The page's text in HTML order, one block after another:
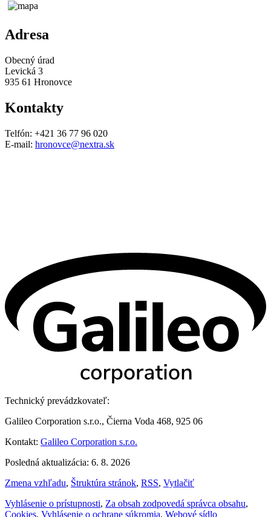
Adresa
Obecný úrad
Levická 3
935 61 Hronovce
Kontakty
Telfón: +421 36 77 96 020
E-mail: hronovce@nextra.sk
Technický prevádzkovateľ:
Galileo Corporation s.r.o., Čierna Voda 468, 925 06
Kontakt: Galileo Corporation s.r.o.
Posledná aktualizácia: 6. 8. 2026
Zmena vzhľadu, Štruktúra stránok, RSS, Vytlačiť
Vyhlásenie o prístupnosti, Za obsah zodpovedá správca obsahu,
Cookies, Vyhlásenie o ochrane súkromia, Webové sídlo